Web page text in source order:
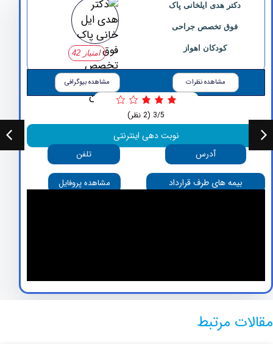
دکتر هدی ایلخانی پاک
فوق تخصص جراحی
کودکان اهواز امتیاز 42
مشاهده نظرات مشاهده بیوگرافی
نوبت دهی اینترنتی
آدرس
تلفن
بیمه های طرف قرارداد مشاهده پروفایل
مرتبط